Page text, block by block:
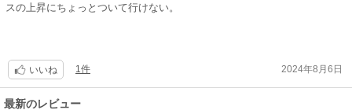
スの上昇にちょっとついて行けない。
いいね 1件 2024年8月6日
最新のレビュー